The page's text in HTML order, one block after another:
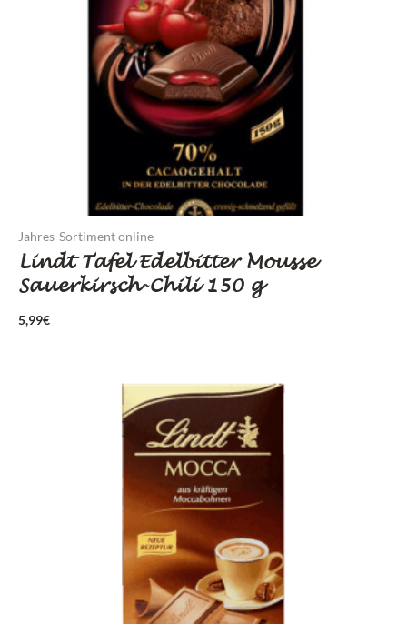
Jahres-Sortiment online
Lindt Tafel Edelbitter Mousse
Sauerkirsch-Chili 150 g
5,99€